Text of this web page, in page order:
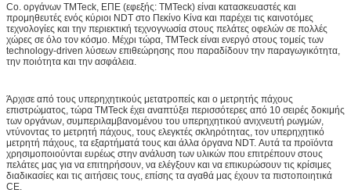
Co. οργάνων TMTeck, ΕΠΕ (εφεξής: TMTeck) είναι κατασκευαστές και
προμηθευτές ενός κύριοι NDT στο Πεκίνο Κίνα και παρέχει τις καινοτόμες
τεχνολογίες και την περιεκτική τεχνογνωσία στους πελάτες οφελών σε πολλές
χώρες σε όλο τον κόσμο. Μέχρι τώρα, TMTeck είναι ενεργό στους τομείς των
technology-driven λύσεων επιθεώρησης που παραδίδουν την παραγωγικότητα,
την ποιότητα και την ασφάλεια.
Άρχισε από τους υπερηχητικούς μετατροπείς και ο μετρητής πάχους
επιστρώματος, τώρα TMTeck έχει αναπτύξει περισσότερες από 10 σειρές δοκιμής
των οργάνων, συμπεριλαμβανομένου του υπερηχητικού ανιχνευτή ρωγμών,
ντύνοντας το μετρητή πάχους, τους ελεγκτές σκληρότητας, τον υπερηχητικό
μετρητή πάχους, τα εξαρτήματά τους και άλλα όργανα NDT. Αυτά τα προϊόντα
χρησιμοποιούνται ευρέως στην ανάλυση των υλικών που επιτρέπουν στους
πελάτες μας για να επιτηρήσουν, να ελέγξουν και να επικυρώσουν τις κρίσιμες
διαδικασίες και τις αιτήσεις τους, επίσης τα αγαθά μας έχουν τα πιστοποιητικά
CE.